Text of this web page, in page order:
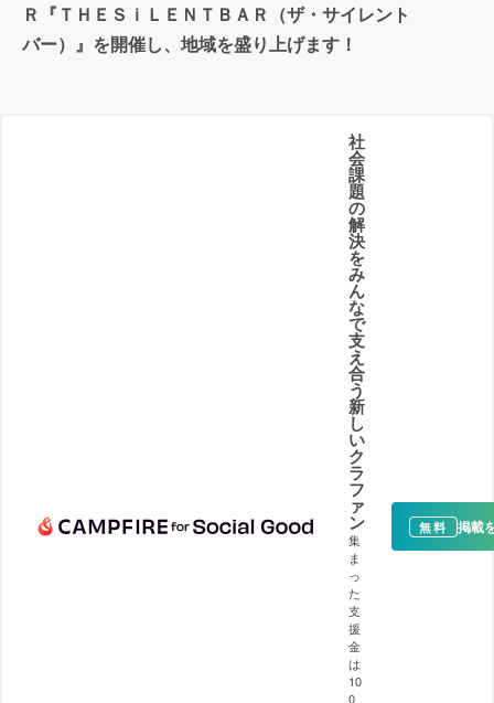
Ｒ『ＴＨＥＳｉＬＥＮＴＢＡＲ（ザ・サイレント
バー）』を開催し、地域を盛り上げます！
社
会
課
題
の
解
決
を
み
ん
な
で
支
え
合
う
新
し
い
ク
ラ
フ
ァ
ン
集
ま
っ
た
支
援
金
は
10
0
無料 掲載